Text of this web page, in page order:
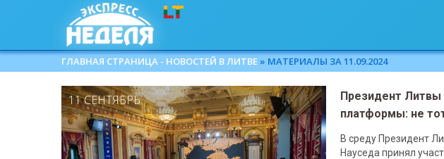
ГЛАВНАЯ СТРАНИЦА - НОВОСТЕЙ В ЛИТВЕ » МАТЕРИАЛЫ ЗА 11.09.2024
11 СЕНТЯБРЬ
Президент
платформы: не
В среду Президент
Науседа принял